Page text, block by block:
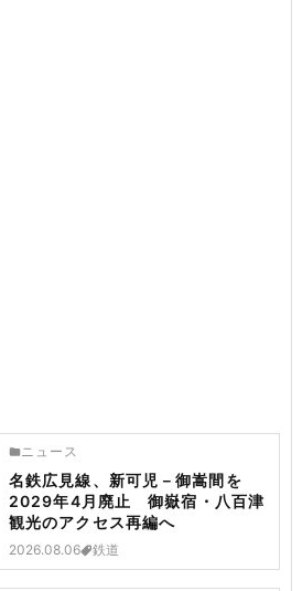
ニュース
名鉄広見線、新可児－御嵩間を
2029年4月廃止 御嶽宿・八百津
観光のアクセス再編へ
2026.08.06 鉄道